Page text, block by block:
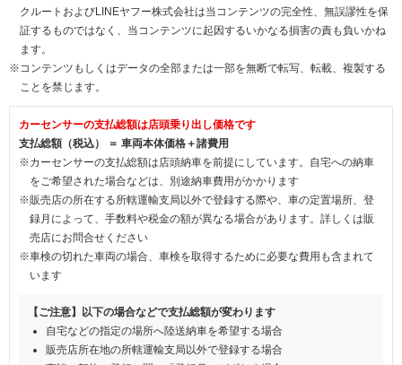
クルートおよびLINEヤフー株式会社は当コンテンツの完全性、無誤謬性を保
証するものではなく、当コンテンツに起因するいかなる損害の責も負いかね
ます。
※コンテンツもしくはデータの全部または一部を無断で転写、転載、複製する
ことを禁じます。
カーセンサーの支払総額は店頭乗り出し価格です
支払総額（税込） ＝ 車両本体価格＋諸費用
※カーセンサーの支払総額は店頭納車を前提にしています。自宅への納車
をご希望された場合などは、別途納車費用がかかります
※販売店の所在する所轄運輸支局以外で登録する際や、車の定置場所、登
録月によって、手数料や税金の額が異なる場合があります。詳しくは販
売店にお問合せください
※車検の切れた車両の場合、車検を取得するために必要な費用も含まれて
います
【ご注意】以下の場合などで支払総額が変わります
自宅などの指定の場所へ陸送納車を希望する場合
販売店所在地の所轄運輸支局以外で登録する場合